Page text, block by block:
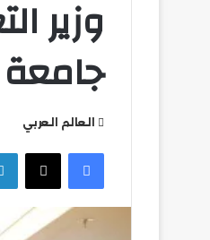
وزير
جامعة
العالم العربي
فيسبوك
‫X